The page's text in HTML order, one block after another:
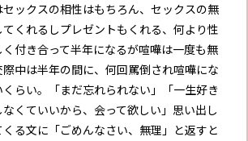
ックスの相性はもちろん、セックスの無
くれるしプレゼントもくれる、何より性
付き合って半年になるが喧嘩は一度も無
中は半年の間に、何回罵倒され喧嘩にな
らい。「まだ忘れられない」「一生好き
くていいから、会って欲しい」思い出し
る文に「ごめんなさい、無理」と返すと